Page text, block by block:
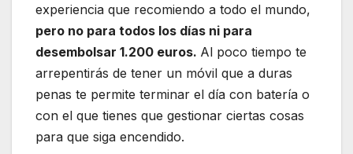
experiencia que recomiendo a todo el mundo,
pero no para todos los días ni para
desembolsar 1.200 euros. Al poco tiempo te
arrepentirás de tener un móvil que a duras
penas te permite terminar el día con batería o
con el que tienes que gestionar ciertas cosas
para que siga encendido.